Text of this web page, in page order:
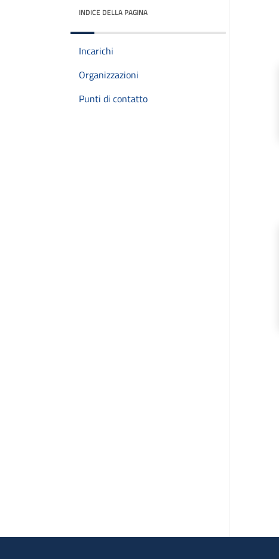
INDICE DELLA PAGINA
Incarichi
Organizzazioni
Punti di contatto